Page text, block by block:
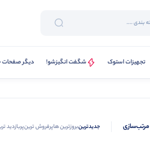
تجهیزات استوک شگفت انگیزشو! دیگر صفحات
مرتب‌سازی جدیدترینبروزترین هاپرفروش ترینپربازدید